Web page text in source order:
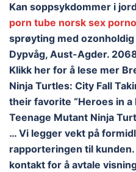
Kan soppsykdommer i
porn tube norsk sex porno
sprøyting med ozonholdig
Dypvåg, Aust-Agder.
Klikk her for å lese mer
Ninja Turtles: City Fall
their favorite “Heroes in a
Teenage Mutant Ninja
… Vi legger vekt på
rapporteringen til
kontakt for å avtale